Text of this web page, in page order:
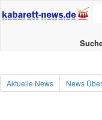
Aktuelle News News